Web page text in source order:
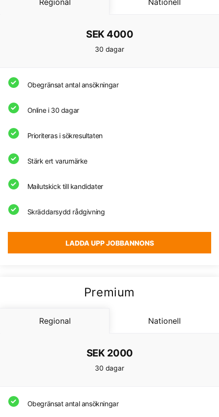
Regional Nationell
SEK 4000
30 dagar
Obegränsat antal ansökningar
Online i 30 dagar
Prioriteras i sökresultaten
Stärk ert varumärke
Mailutskick till kandidater
Skräddarsydd rådgivning
LADDA UPP JOBBANNONS
Premium
Regional Nationell
SEK 2000
30 dagar
Obegränsat antal ansökningar